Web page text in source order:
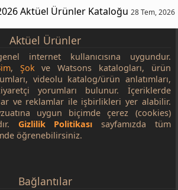
Aktüel Ürünler Kataloğu 28 Tem, 2026
Aktüel Ürünler
internet kullanıcısına uygundur.
, Şokve Watsons katalogları, ürün
videolu katalog/ürün anlatımları,
yorumları bulunur. İçeriklerde
ve reklamlar ile işbirlikleri yer alabilir.
uygun biçimde çerez (cookies)
Gizlilik Politikası sayfamızda tüm
öğrenebilirsiniz.
Bağlantılar